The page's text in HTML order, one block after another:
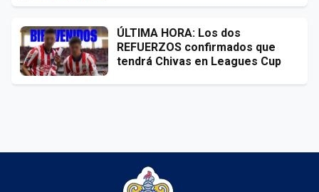
ÚLTIMA HORA: Los dos
REFUERZOS confirmados que
tendrá Chivas en Leagues Cup